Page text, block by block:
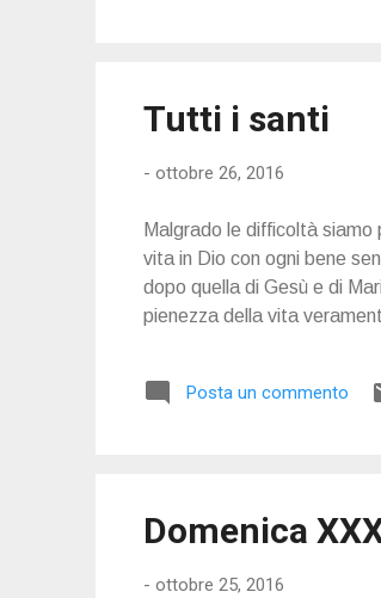
Tutti i santi
- ottobre 26, 2016
Malgrado le difficoltà
vita in Dio con ogni bene
dopo quella di Gesù e di
pienezza della vita
Posta un commento
Domenica
- ottobre 25, 2016